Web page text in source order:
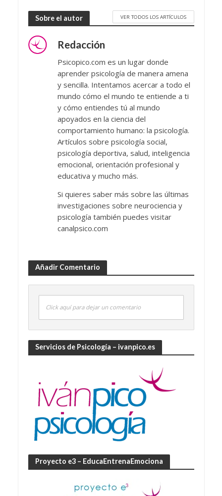
Sobre el autor VER TODOS LOS ARTÍCULOS
Redacción
Psicopico.com es un lugar donde
aprender psicología de manera amena
y sencilla. Intentamos acercar a todo el
mundo cómo el mundo te entiende a ti
y cómo entiendes tú al mundo
apoyados en la ciencia del
comportamiento humano: la psicología.
Artículos sobre psicología social,
psicología deportiva, salud, inteligencia
emocional, orientación profesional y
educativa y mucho más.
Si quieres saber más sobre las últimas
investigaciones sobre neurociencia y
psicología también puedes visitar
canalpsico.com
Añadir Comentario
Click aquí para dejar un comentario
Servicios de Psicología – ivanpico.es
Proyecto e3 – EducaEntrenaEmociona